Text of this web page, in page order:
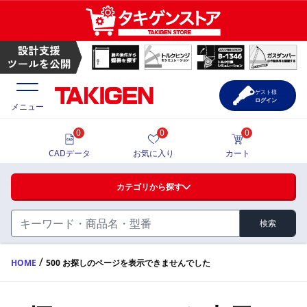
ハンドル・取手・つまみ・周辺機器
FA・A
蝶番・ステー・周辺機器
価格一覧
製品カタログ
メニュー
カテゴリから探す
検索
0
CADデータ
0
お気に入り
0
カート
ゲスト様
ログイン
HOME / 500 お探しのページを表示できませんでした